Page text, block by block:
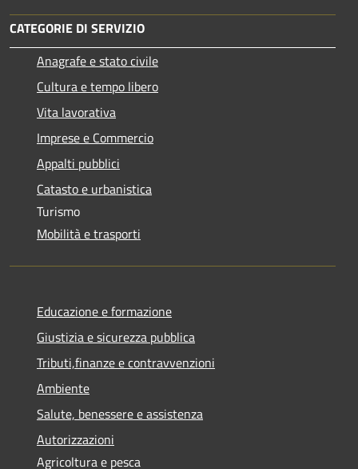
CATEGORIE DI SERVIZIO
Anagrafe e stato civile
Cultura e tempo libero
Vita lavorativa
Imprese e Commercio
Appalti pubblici
Catasto e urbanistica
Turismo
Mobilità e trasporti
Educazione e formazione
Giustizia e sicurezza pubblica
Tributi,finanze e contravvenzioni
Ambiente
Salute, benessere e assistenza
Autorizzazioni
Agricoltura e pesca